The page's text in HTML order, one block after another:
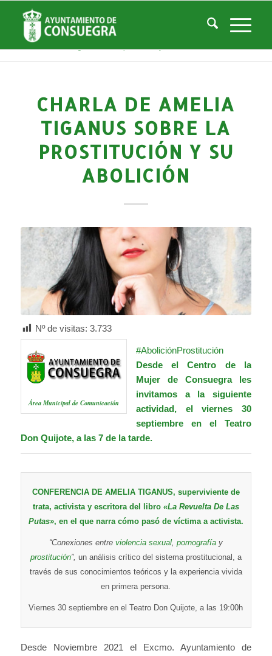
Noticias
Usted está aquí: Inicio / Noticias
Servicios Sociales
Centro de la Mujer / Actividades Centro Mujer
CHARLA DE AMELIA
TIGANUS SOBRE LA
PROSTITUCIÓN Y SU
ABOLICIÓN
Nº de visitas: 3.733
Área Municipal de Comunicación
#AboliciónProstitución
Desde el Centro de la
Mujer de Consuegra les
invitamos a la siguiente
actividad, el viernes 30
septiembre en el Teatro
Don Quijote, a las 7 de la tarde.
CONFERENCIA DE AMELIA TIGANUS, superviviente de
trata, activista y escritora del libro «La Revuelta De Las
Putas», en el que narra cómo pasó de víctima a activista.
“Conexiones entre violencia sexual, pornografíay
prostitución”, un análisis crítico del sistema prostitucional, a
través de sus conocimientos teóricos y la experiencia vivida
en primera persona.
Viernes 30 septiembre en el Teatro Don Quijote, a las 19:00h
Desde Noviembre 2021 el Excmo. Ayuntamiento de